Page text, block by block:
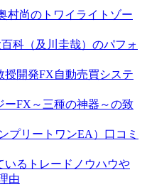
村尚のトワイライトゾー
科（及川圭哉）のパフォ
授開発FX自動売買システ
ーFX～三種の神器～の致
プリートワンEA）口コミ
いるトレードノウハウや
由